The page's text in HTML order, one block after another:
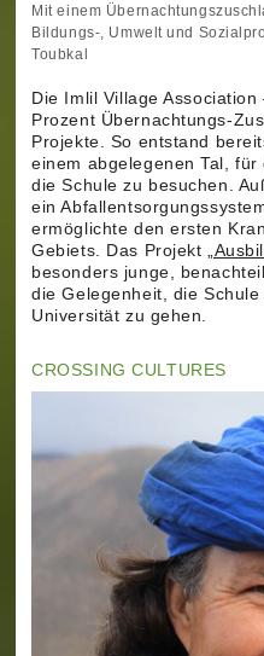
Mit einem
Bildungs-, Umwelt und
Toubkal
Die Imlil Village
Prozent Übernachtungs-
Projekte. So entstand
einem abgelegenen Tal, für
die Schule zu besuchen.
ein
ermöglichte den ersten
Gebiets. Das Projekt
besonders junge,
die Gelegenheit, die
Universität zu gehen.
CROSSING CULTURES